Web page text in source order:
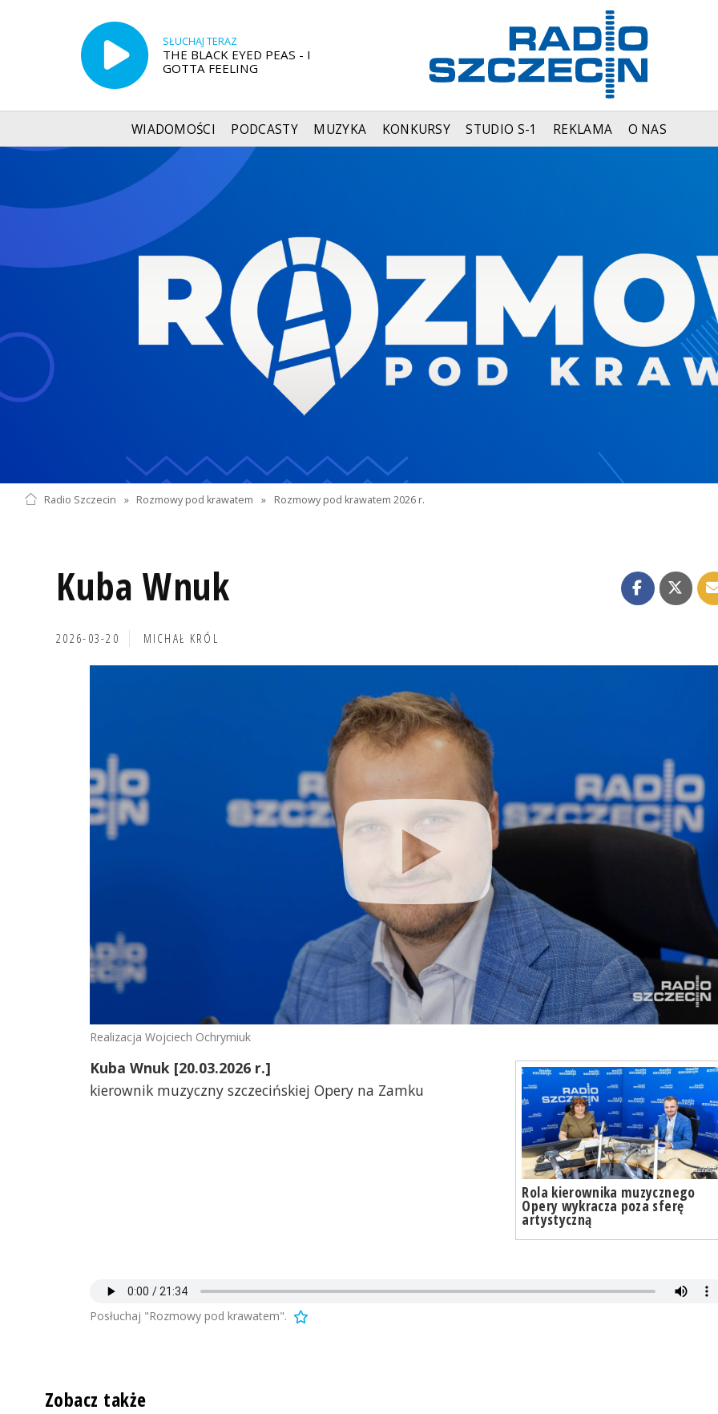
SŁUCHAJ TERAZ
THE BLACK EYED PEAS - I
GOTTA FEELING
WIADOMOŚCI PODCASTY MUZYKA KONKURSY STUDIO S-1 REKLAMA O NAS
Radio Szczecin » Rozmowy pod krawatem » Rozmowy pod krawatem 2026 r.
Kuba Wnuk
2026-03-20 MICHAŁ KRÓL
Realizacja Wojciech Ochrymiuk
Rola kierownika muzycznego
Opery wykracza poza sferę
artystyczną
Kuba Wnuk [20.03.2026 r.]
kierownik muzyczny szczecińskiej Opery na Zamku
Posłuchaj "Rozmowy pod krawatem".
Zobacz także